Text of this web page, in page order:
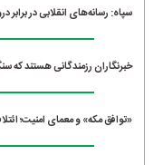
سپاه: رسانه‌های انقلابی در
خبرنگاران رزمندگانی هستند
«توافق مکه» و معمای امنیت؛